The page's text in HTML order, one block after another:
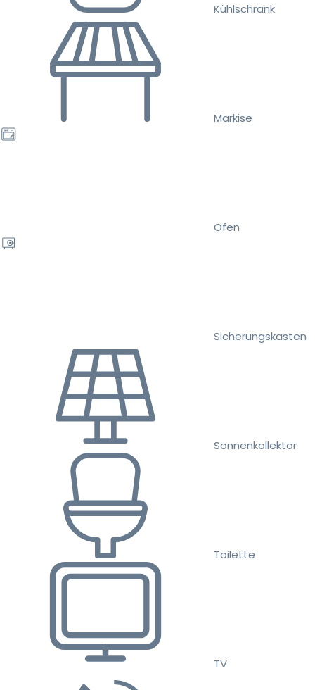
Kühlschrank
Markise
Ofen
Sicherungskasten
Sonnenkollektor
Toilette
TV